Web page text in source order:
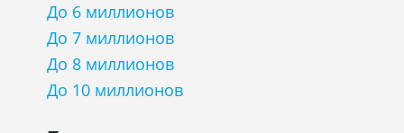
До 6 миллионов
До 7 миллионов
До 8 миллионов
До 10 миллионов